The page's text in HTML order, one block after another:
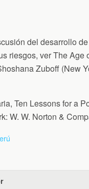
del desarrollo
riesgos, ver The Age
Zuboff (New
Ten Lessons for a
W. W. Norton &